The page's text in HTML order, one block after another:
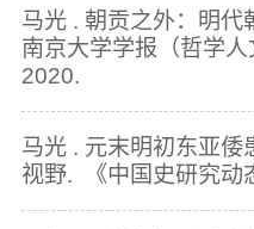
马光 . 朝贡之外：明代
南京大学学报（哲学
2020.
马光 . 元末明初东亚倭
视野. 《中国史研究动